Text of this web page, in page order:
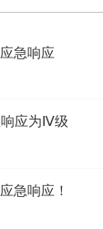
急响应
响应为Ⅳ级
急响应！